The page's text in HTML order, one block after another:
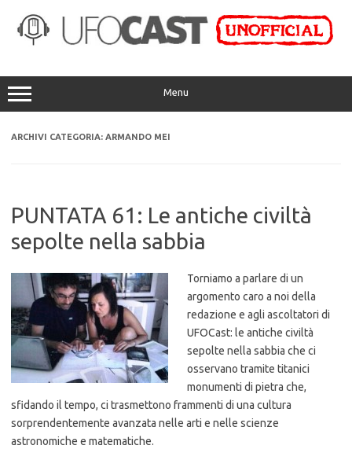
contenuto
Menu
ARCHIVI CATEGORIA: ARMANDO MEI
PUNTATA 61: Le antiche civiltà
sepolte nella sabbia
Torniamo a parlare di un
argomento caro a noi della
redazione e agli ascoltatori di
UFOCast: le antiche civiltà
sepolte nella sabbia che ci
osservano tramite titanici
monumenti di pietra che,
sfidando il tempo, ci trasmettono frammenti di una cultura
sorprendentemente avanzata nelle arti e nelle scienze
astronomiche e matematiche.